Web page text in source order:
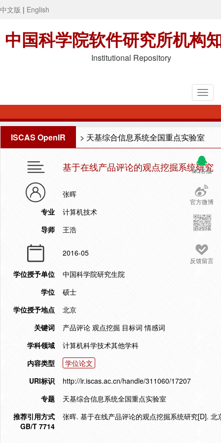
中文版 | English
中国科学院软件研究所机构
Institutional Repository
ISCAS OpenIR > 天基综合信息系统全国重点实验室
QQ客服
官方微博
反馈留言
基于在线产品评论的观点挖掘系统研究
张晖
专业
计算机技术
导师
王浩
2016-05
学位授予单位
中国科学院研究生院
学位
硕士
学位授予地点
北京
关键词
产品评论 观点挖掘 目标词 情感词
学科领域
计算机科学技术其他学科
内容类型
学位论文
URI标识
http://ir.iscas.ac.cn/handle/311060/17207
专题
天基综合信息系统全国重点实验室
推荐引用方式
GB/T 7714
张晖. 基于在线产品评论的观点挖掘系统研究[D].